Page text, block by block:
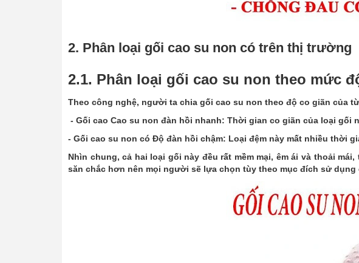
2. Phân loại gối cao su non có trên thị trường
2.1. Phân loại gối cao su non theo mức
Theo công nghệ, người ta chia gối cao su non theo độ co giãn của
- Gối cao Cao su non đàn hồi nhanh: Thời gian co giãn của loại gối
- Gối cao su non có Độ đàn hồi chậm: Loại đệm này mất nhiều thời
Nhìn chung, cả hai loại gối này đều rất mềm mại, êm ái và thoải
săn chắc hơn nên mọi người sẽ lựa chọn tùy theo mục đích sử